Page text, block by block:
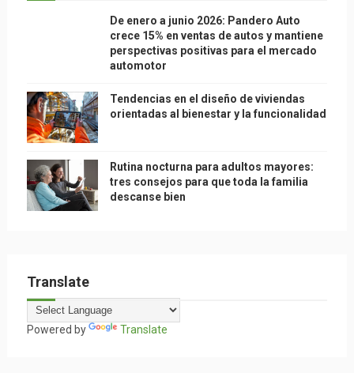
De enero a junio 2026: Pandero Auto
crece 15% en ventas de autos y mantiene
perspectivas positivas para el mercado
automotor
Tendencias en el diseño de viviendas
orientadas al bienestar y la funcionalidad
Rutina nocturna para adultos mayores:
tres consejos para que toda la familia
descanse bien
Translate
Powered by Translate